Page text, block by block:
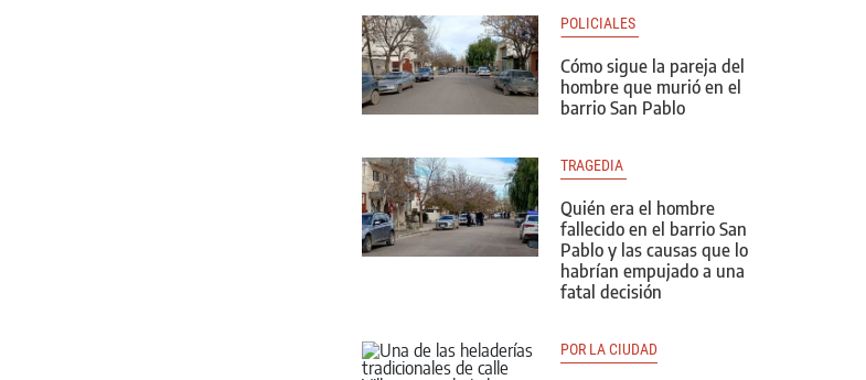
POLICIALES
Cómo sigue la pareja del
hombre que murió en el
barrio San Pablo
TRAGEDIA
Quién era el hombre
fallecido en el barrio San
Pablo y las causas que lo
habrían empujado a una
fatal decisión
POR LA CIUDAD